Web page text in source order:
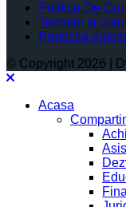
Politica De
Termeni și
Protectia
© Copyright 2026 |
Acasa